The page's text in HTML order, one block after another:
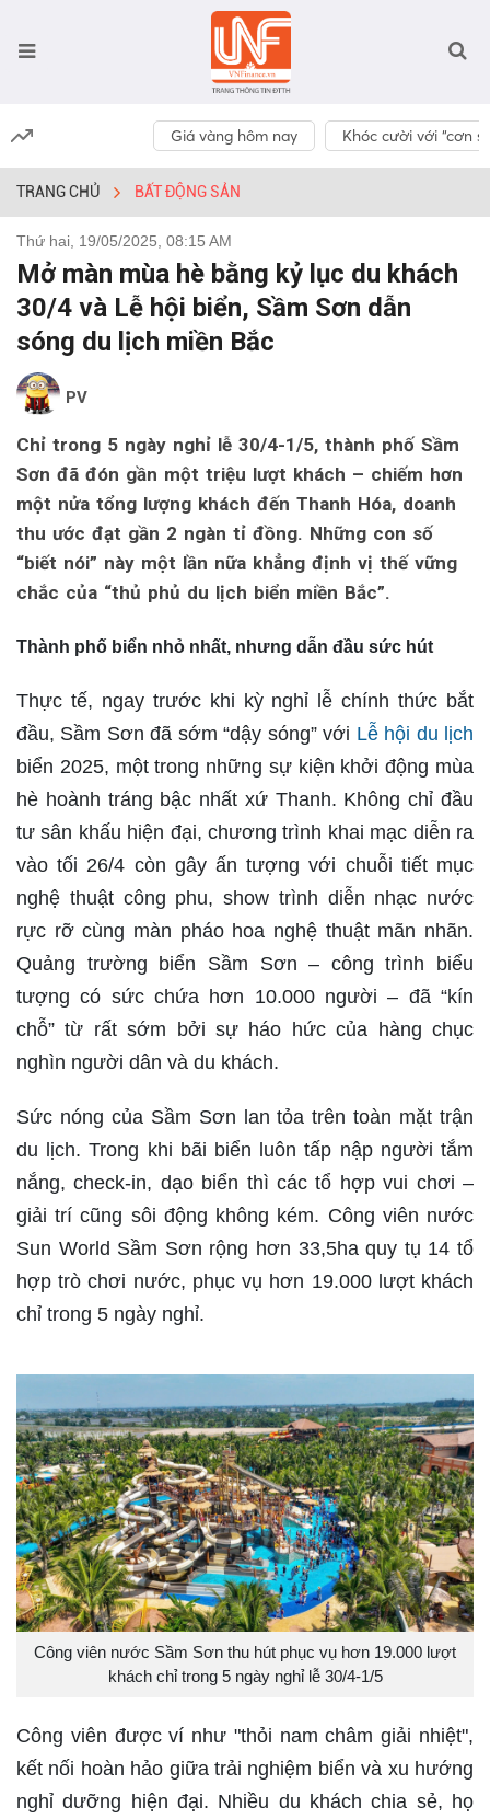
Giá vàng hôm nay Khóc cười với “cơn
TRANG CHỦ BẤT ĐỘNG SẢN
Thứ hai, 19/05/2025, 08:15 AM
Mở màn mùa hè bằng kỷ lục du khách
30/4 và Lễ hội biển, Sầm Sơn dẫn
sóng du lịch miền Bắc
PV
Chỉ trong 5 ngày nghỉ lễ 30/4-1/5, thành phố Sầm
Sơn đã đón gần một triệu lượt khách – chiếm hơn
một nửa tổng lượng khách đến Thanh Hóa, doanh
thu ước đạt gần 2 ngàn tỉ đồng. Những con số
“biết nói” này một lần nữa khẳng định vị thế vững
chắc của “thủ phủ du lịch biển miền Bắc”.
Thành phố biển nhỏ nhất, nhưng dẫn đầu sức hút
Thực tế, ngay trước khi kỳ nghỉ lễ chính thức bắt
đầu, Sầm Sơn đã sớm “dậy sóng” với Lễ hội du lịch
biển 2025, một trong những sự kiện khởi động mùa
hè hoành tráng bậc nhất xứ Thanh. Không chỉ đầu
tư sân khấu hiện đại, chương trình khai mạc diễn ra
vào tối 26/4 còn gây ấn tượng với chuỗi tiết mục
nghệ thuật công phu, show trình diễn nhạc nước
rực rỡ cùng màn pháo hoa nghệ thuật mãn nhãn.
Quảng trường biển Sầm Sơn – công trình biểu
tượng có sức chứa hơn 10.000 người – đã “kín
chỗ” từ rất sớm bởi sự háo hức của hàng chục
nghìn người dân và du khách.
Sức nóng của Sầm Sơn lan tỏa trên toàn mặt trận
du lịch. Trong khi bãi biển luôn tấp nập người tắm
nắng, check-in, dạo biển thì các tổ hợp vui chơi –
giải trí cũng sôi động không kém. Công viên nước
Sun World Sầm Sơn rộng hơn 33,5ha quy tụ 14 tổ
hợp trò chơi nước, phục vụ hơn 19.000 lượt khách
chỉ trong 5 ngày nghỉ.
Công viên nước Sầm Sơn thu hút phục vụ hơn 19.000 lượt
khách chỉ trong 5 ngày nghỉ lễ 30/4-1/5
Công viên được ví như "thỏi nam châm giải nhiệt",
kết nối hoàn hảo giữa trải nghiệm biển và xu hướng
nghỉ dưỡng hiện đại. Nhiều du khách chia sẻ, họ